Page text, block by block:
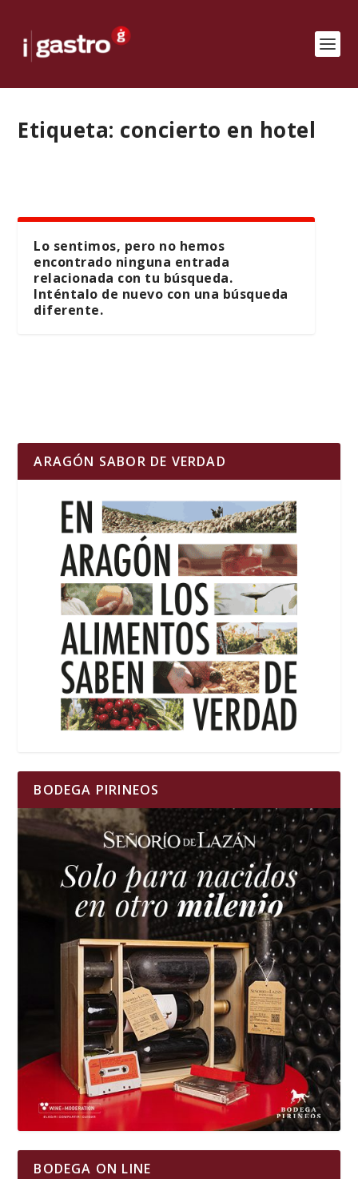
Etiqueta: concierto en hotel
Lo sentimos, pero no hemos
encontrado ninguna entrada
relacionada con tu búsqueda.
Inténtalo de nuevo con una búsqueda
diferente.
ARAGÓN SABOR DE VERDAD
BODEGA PIRINEOS
BODEGA ON LINE